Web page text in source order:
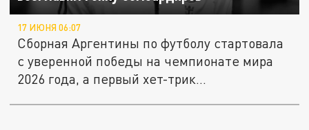
17 ИЮНЯ 06:07
Сборная Аргентины по футболу стартовала
с уверенной победы на чемпионате мира
2026 года, а первый хет-трик...